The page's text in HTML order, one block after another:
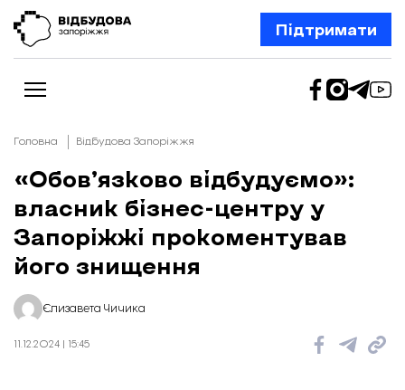
Підтримати
Новини
Відбудова Запоріжжя
Ексклюзив
Бізнес
Шлях додому
Колонки
Про нас
Редакційна політика
Головна Відбудова Запоріжжя
«Обов’язково відбудуємо»:
власник бізнес-центру у
Запоріжжі прокоментував
його знищення
Єлизавета Чичика
11.12.2024 | 15:45